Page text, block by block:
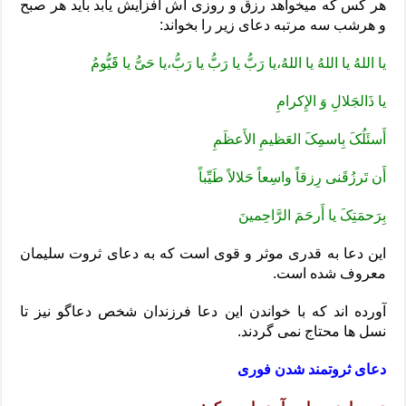
هر کس که میخواهد رزق و روزی اش افزایش یابد باید هر صبح
و هرشب سه مرتبه دعای زیر را بخواند:
یا اللهُ یا اللهُ یا اللهُ،یا رَبُّ یا رَبُّ یا رَبُّ،یا حَیُّ یا قََیُّومُ
یا ذَالجَلالِ وَ الإِکرامِ
أَسئَلُکَ بِاسمِکَ العَظیمِ الأَعظَمِ
أَن تَرزُقَنی رِزقاً واسِعاً حَلالاً طَیِّباً
بِرَحمَتِکَ یا أَرحَمَ الرَّاحِمینَ
این دعا به قدری موثر و قوی است که به دعای ثروت سلیمان
معروف شده است.
آورده اند که با خواندن این دعا فرزندان شخص دعاگو نیز تا
نسل ها محتاج نمی گردند.
دعای ثروتمند شدن فوری